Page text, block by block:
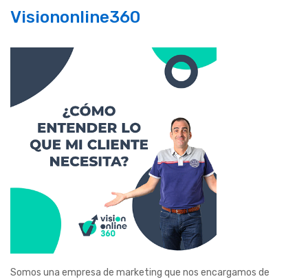
Visiononline360
Somos una empresa de marketing que nos encargamos de